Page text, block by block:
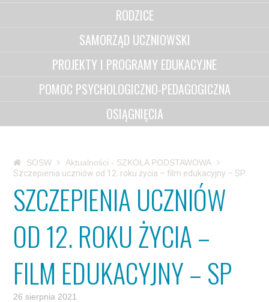
RODZICE
SAMORZĄD UCZNIOWSKI
PROJEKTY I PROGRAMY EDUKACYJNE
POMOC PSYCHOLOGICZNO-PEDAGOGICZNA
OSIĄGNIĘCIA
SOSW
Aktualności - SZKOŁA PODSTAWOWA
Szczepienia uczniów od 12. roku życia – film edukacyjny – SP
SZCZEPIENIA UCZNIÓW
OD 12. ROKU ŻYCIA –
FILM EDUKACYJNY – SP
26 sierpnia 2021